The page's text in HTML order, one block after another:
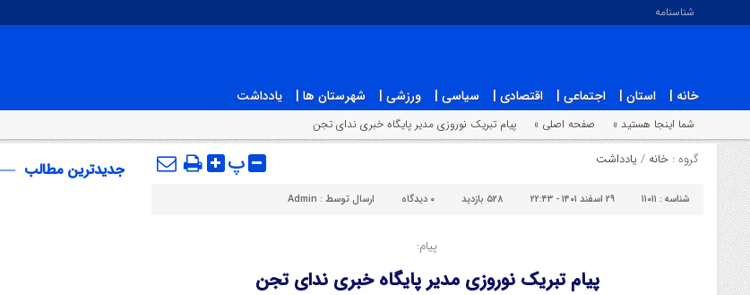
شناسنامه
خانه | استان | اجتماعی | اقتصادی | سیاسی | ورزشی | شهرستان ها | یادداشت
شما اینجا هستید » صفحه اصلی » پیام تبریک نوروزی مدیر پایگاه خبری ندای تجن
گروه : خانه /یادداشت پ
شناسه : ۱۱۰۱۱ ۲۹ اسفند ۱۴۰۱ - ۲۲:۴۳ ۵۲۸ بازدید ۰ دیدگاه ارسال توسط : Admin
پیام:
پیام تبریک نوروزی مدیر پایگاه خبری ندای تجن
جدیدترین مطالب